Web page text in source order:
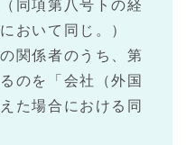
同項第八号トの経
おいて同じ。）
関係者のうち、第
のを「会社（外国
た場合における同